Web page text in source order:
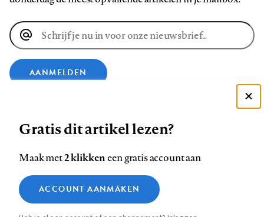
E-
mailadres
AANMELDEN
op
Facebook
op
LinkedIn
op
Bluesky
ons
op
InstagramYouTube
Footer
Contact Colofon Disclaimer Privacy
Medische vragen verdienen
betrouwbare antwoorden
Zie onze cookie policy
Analytische cookies
Gratis dit artikel lezen?
Maak met2 klikkeneen gratis account aan
ACCOUNT AANMAKEN